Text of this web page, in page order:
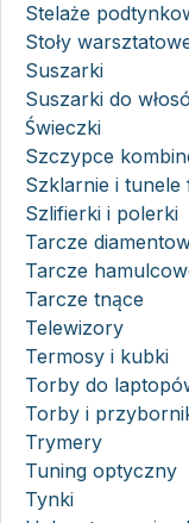
Stelaże
Stoły
Suszarki
Suszarki do
Świeczki
Szczypce
Szklarnie i tunele
Szlifierki i polerki
Tarcze
Tarcze
Tarcze tnące
Telewizory
Termosy i kubki
Torby do
Torby i
Trymery
Tuning optyczny
Tynki